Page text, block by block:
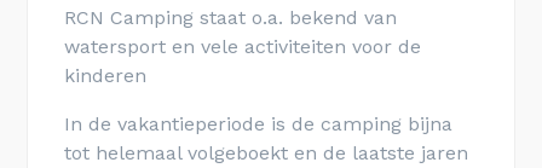
RCN Camping staat o.a. bekend van
watersport en vele activiteiten voor de
kinderen
In de vakantieperiode is de camping bijna
tot helemaal volgeboekt en de laatste jaren